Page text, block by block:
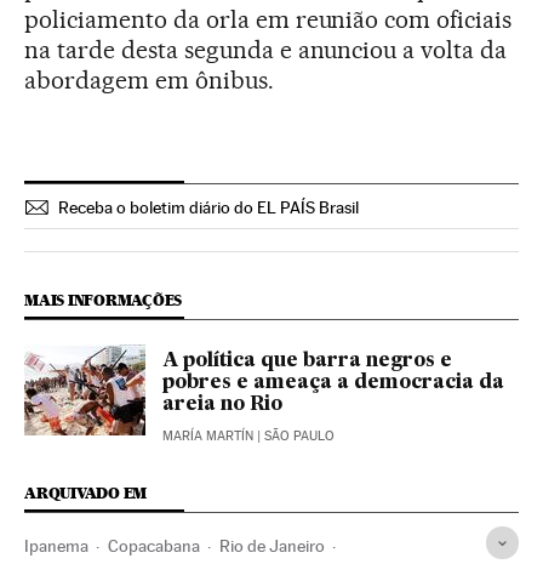
policiamento da orla em reunião com oficiais
na tarde desta segunda e anunciou a volta da
abordagem em ônibus.
Receba o boletim diário do EL PAÍS Brasil
MAIS INFORMAÇÕES
A política que barra negros e
pobres e ameaça a democracia da
areia no Rio
MARÍA MARTÍN | SÃO PAULO
ARQUIVADO EM
Ipanema Copacabana Rio de Janeiro